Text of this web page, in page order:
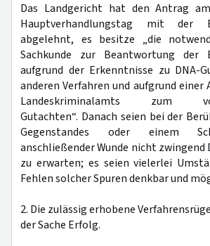
Das Landgericht hat den Antrag
Hauptverhandlungstag mit der
abgelehnt, es besitze „die
Sachkunde zur Beantwortung der
aufgrund der Erkenntnisse zu DNA-
anderen Verfahren und aufgrund einer
Landeskriminalamts zum
Gutachten“. Danach seien bei der
Gegenstandes oder einem
anschließender Wunde nicht zwingend
zu erwarten; es seien vielerlei
Fehlen solcher Spuren denkbar und
2. Die zulässig erhobene
der Sache Erfolg.